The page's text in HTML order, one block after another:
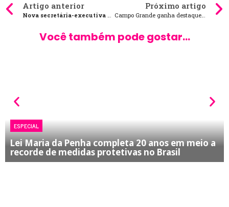
Artigo anterior
Nova secretária-executiva do Procon-MS assume com desafio de inovar e melhorar serviços
Próximo artigo
Campo Grande ganha destaque entre capitais brasileiras com presença feminina na gestão
Você também pode gostar...
ESPECIAL
Lei Maria da Penha completa 20 anos em meio a
recorde de medidas protetivas no Brasil